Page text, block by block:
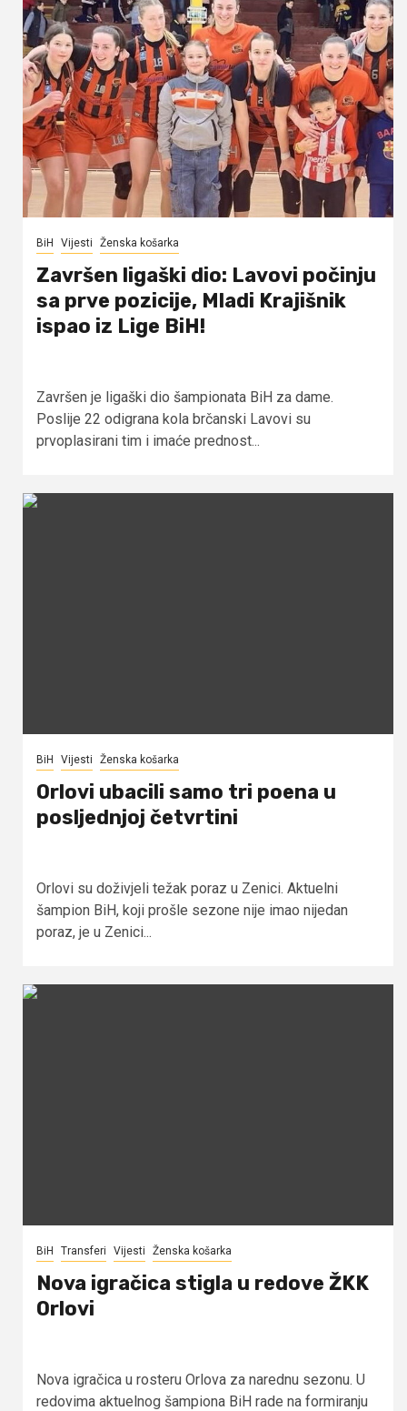
BiH Vijesti Ženska košarka
Završen ligaški dio: Lavovi počinju
sa prve pozicije, Mladi Krajišnik
ispao iz Lige BiH!
Završen je ligaški dio šampionata BiH za dame.
Poslije 22 odigrana kola brčanski Lavovi su
prvoplasirani tim i imaće prednost...
BiH Vijesti Ženska košarka
Orlovi ubacili samo tri poena u
posljednjoj četvrtini
Orlovi su doživjeli težak poraz u Zenici. Aktuelni
šampion BiH, koji prošle sezone nije imao nijedan
poraz, je u Zenici...
BiH Transferi Vijesti Ženska košarka
Nova igračica stigla u redove ŽKK
Orlovi
Nova igračica u rosteru Orlova za narednu sezonu. U
redovima aktuelnog šampiona BiH rade na formiranju